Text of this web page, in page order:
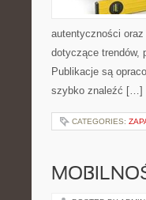
autentyczności
dotyczące trendów,
Publikacje są
szybko znaleźć […]
CATEGORIES: